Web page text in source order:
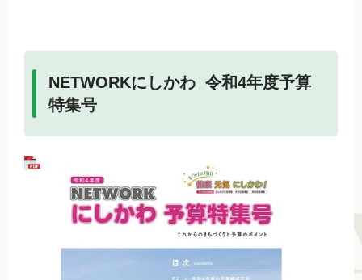
NETWORKにしかわ 令和4年度予算
特集号